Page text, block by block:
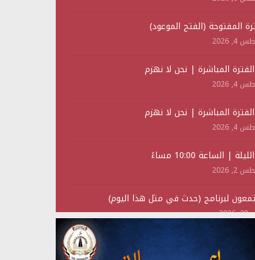
المفتوحة (الفتح الموعود)
2026
الفترة المباشرة | نحن لا نهزم
2026
الفترة المباشرة | نحن لا نهزم
2026
الليلة | الساعة 10:00 مساءً
2026
لبرنامج (حدث في مثل هذا اليوم)
لا نهزم) بث مباشر